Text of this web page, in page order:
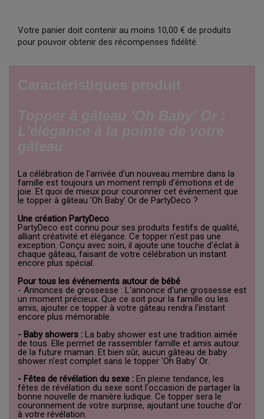
Votre panier doit contenir au moins 10,00 € de produits
pour pouvoir obtenir des récompenses fidélité.
La célébration de l'arrivée d'un nouveau membre dans la
famille est toujours un moment rempli d'émotions et de
joie. Et quoi de mieux pour couronner cet événement que
le topper à gâteau 'Oh Baby' Or de PartyDeco ?
Une création PartyDeco
PartyDeco est connu pour ses produits festifs de qualité,
alliant créativité et élégance. Ce topper n'est pas une
exception. Conçu avec soin, il ajoute une touche d'éclat à
chaque gâteau, faisant de votre célébration un instant
encore plus spécial.
Pour tous les événements autour de bébé
- Annonces de grossesse : L'annonce d'une grossesse est
un moment précieux. Que ce soit pour la famille ou les
amis, ajouter ce topper à votre gâteau rendra l'instant
encore plus mémorable.
- Baby showers : La baby shower est une tradition aimée
de tous. Elle permet de rassembler famille et amis autour
de la future maman. Et bien sûr, aucun gâteau de baby
shower n'est complet sans le topper 'Oh Baby' Or.
- Fêtes de révélation du sexe : En pleine tendance, les
fêtes de révélation du sexe sont l'occasion de partager la
bonne nouvelle de manière ludique. Ce topper sera le
couronnement de votre surprise, ajoutant une touche d'or
à votre révélation.